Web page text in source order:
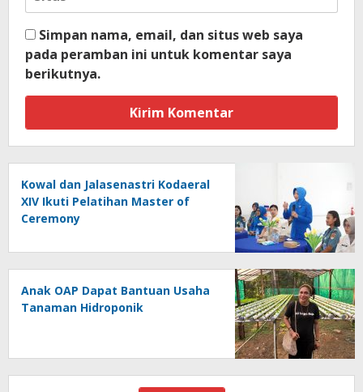
Simpan nama, email, dan situs web saya
pada peramban ini untuk komentar saya
berikutnya.
Kowal dan Jalasenastri Kodaeral
XIV Ikuti Pelatihan Master of
Ceremony
Anak OAP Dapat Bantuan Usaha
Tanaman Hidroponik